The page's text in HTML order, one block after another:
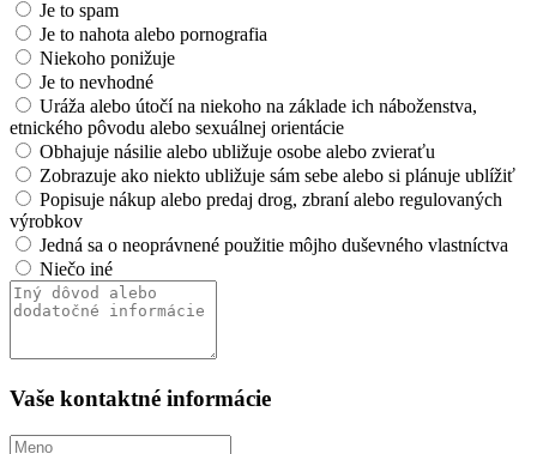
Je to spam
Je to nahota alebo pornografia
Niekoho ponižuje
Je to nevhodné
Uráža alebo útočí na niekoho na základe ich náboženstva,
etnického pôvodu alebo sexuálnej orientácie
Obhajuje násilie alebo ubližuje osobe alebo zvieraťu
Zobrazuje ako niekto ubližuje sám sebe alebo si plánuje ublížiť
Popisuje nákup alebo predaj drog, zbraní alebo regulovaných
výrobkov
Jedná sa o neoprávnené použitie môjho duševného vlastníctva
Niečo iné
Vaše kontaktné informácie